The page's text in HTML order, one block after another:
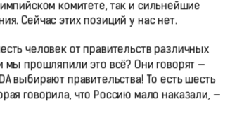
комитете, так и сильнейшие
Сейчас этих позиций у нас нет.
человек от правительств различных
мы прошляпили это всё? Они говорят —
выбирают правительства! То есть шесть
говорила, что Россию мало наказали, —